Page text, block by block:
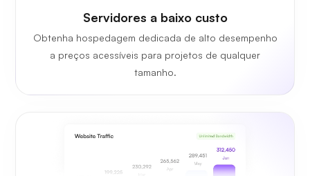
Servidores a baixo custo
Obtenha hospedagem dedicada de alto desempenho
a preços acessíveis para projetos de qualquer
tamanho.